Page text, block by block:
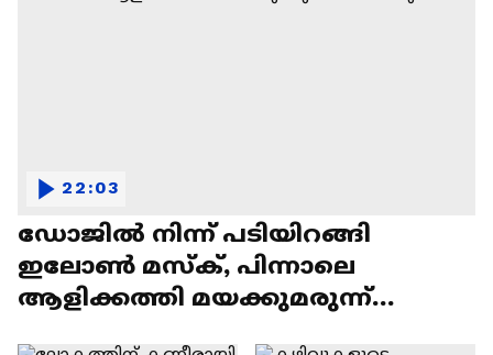
ഡോജിൽ നിന്ന് പടിയിറങ്ങി
ഇലോൺ മസ്ക്, പിന്നാലെ
ആളിക്കത്തി മയക്കുമരുന്ന്
22:03